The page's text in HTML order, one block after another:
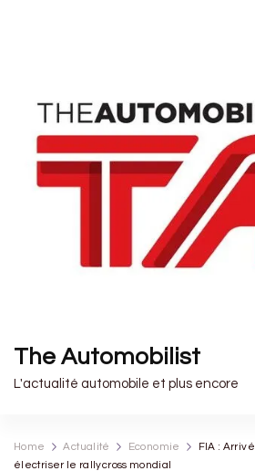
The Automobilist
L'actualité automobile et plus encore
Home Actualité Economie
FIA :
électriser le rallycross mondial